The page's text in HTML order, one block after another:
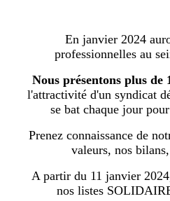
En janvier 2024
professionnelles au
Nous présentons plus de
l'attractivité d'un syndicat
se bat chaque jour
Prenez connaissance de
valeurs, nos
A partir du 11 janvier
nos listes